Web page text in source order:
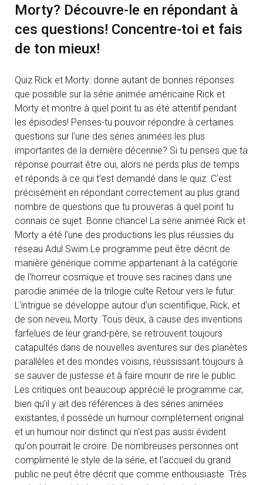
Morty? Découvre-le en répondant à
ces questions! Concentre-toi et fais
de ton mieux!
Quiz Rick et Morty: donne autant de bonnes réponses
que possible sur la série animée américaine Rick et
Morty et montre à quel point tu as été attentif pendant
les épisodes! Penses-tu pouvoir répondre à certaines
questions sur l'une des séries animées les plus
importantes de la dernière décennie? Si tu penses que ta
réponse pourrait être oui, alors ne perds plus de temps
et réponds à ce qui t'est demandé dans le quiz. C'est
précisément en répondant correctement au plus grand
nombre de questions que tu prouveras à quel point tu
connais ce sujet. Bonne chance! La série animée Rick et
Morty a été l'une des productions les plus réussies du
réseau Adul Swim.Le programme peut être décrit de
manière générique comme appartenant à la catégorie
de l'horreur cosmique et trouve ses racines dans une
parodie animée de la trilogie culte Retour vers le futur.
L'intrigue se développe autour d'un scientifique, Rick, et
de son neveu, Morty. Tous deux, à cause des inventions
farfelues de leur grand-père, se retrouvent toujours
catapultés dans de nouvelles aventures sur des planètes
parallèles et des mondes voisins, réussissant toujours à
se sauver de justesse et à faire mourir de rire le public.
Les critiques ont beaucoup apprécié le programme car,
bien qu'il y ait des références à des séries animées
existantes, il possède un humour complètement original
et un humour noir distinct qui n'est pas aussi évident
qu'on pourrait le croire. De nombreuses personnes ont
complimenté le style de la série, et l'accueil du grand
public ne peut être décrit que comme enthousiaste. Très